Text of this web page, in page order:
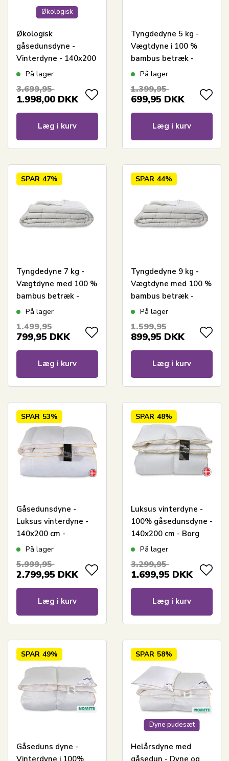
Økologisk
Økologisk
gåsedunsdyne -
Vinterdyne - 140x200
cm - Feng Shui
På lager
3.699,95
1.998,00 DKK
Læg i kurv
Tyngdedyne 5 kg -
Vægtdyne i 100 %
bambus betræk -
Kølende og åndbar
Borg Living
På lager
1.399,95
699,95 DKK
Læg i kurv
SPAR 47%
Tyngdedyne 7 kg -
Vægtdyne med 100 %
bambus betræk -
Kølende og åndbar
Borg Living
På lager
1.499,95
799,95 DKK
Læg i kurv
SPAR 44%
Tyngdedyne 9 kg -
Vægtdyne med 100 %
bambus betræk -
Kølende og åndbar
Borg Living
På lager
1.599,95
899,95 DKK
Læg i kurv
SPAR 53%
Gåsedunsdyne -
Luksus vinterdyne -
140x200 cm -
Premium By Borg -
varm
På lager
5.999,95
2.799,95 DKK
Læg i kurv
SPAR 48%
Luksus vinterdyne -
100% gåsedunsdyne -
140x200 cm - Borg
Living Gulddynen
På lager
3.299,95
1.699,95 DKK
Læg i kurv
SPAR 49%
Gåseduns dyne -
Dyne pudesæt
SPAR 58%
Helårsdyne med